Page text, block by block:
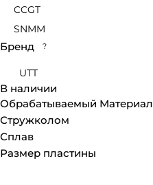
CCGT
SNMM
Бренд ?
UTT
В наличии
Обрабатываемый Материал
Стружколом
Сплав
Размер пластины